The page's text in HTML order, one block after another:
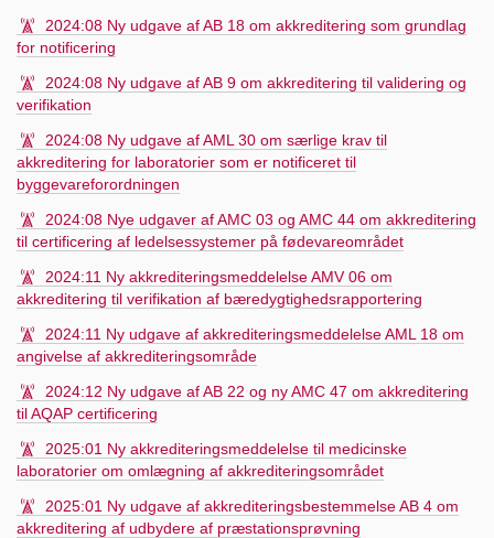
2024:08 Ny udgave af AB 18 om akkreditering som grundlag
for notificering
2024:08 Ny udgave af AB 9 om akkreditering til validering og
verifikation
2024:08 Ny udgave af AML 30 om særlige krav til
akkreditering for laboratorier som er notificeret til
byggevareforordningen
2024:08 Nye udgaver af AMC 03 og AMC 44 om akkreditering
til certificering af ledelsessystemer på fødevareområdet
2024:11 Ny akkrediteringsmeddelelse AMV 06 om
akkreditering til verifikation af bæredygtighedsrapportering
2024:11 Ny udgave af akkrediteringsmeddelelse AML 18 om
angivelse af akkrediteringsområde
2024:12 Ny udgave af AB 22 og ny AMC 47 om akkreditering
til AQAP certificering
2025:01 Ny akkrediteringsmeddelelse til medicinske
laboratorier om omlægning af akkrediteringsområdet
2025:01 Ny udgave af akkrediteringsbestemmelse AB 4 om
akkreditering af udbydere af præstationsprøvning